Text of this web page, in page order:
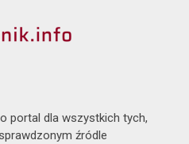
portal dla wszystkich tych,
źródle